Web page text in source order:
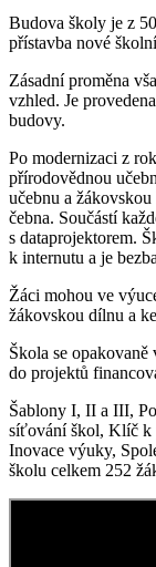
Budova školy je z
přístavba nové
Zásadní proměna
vzhled. Je
budovy.
Po modernizaci z
přírodovědnou
učebnu a
čebna. Součástí
s dataprojektorem.
k internutu a je
Žáci mohou ve
žákovskou dílnu a
Škola se
do projektů
Šablony I, II a III,
síťování škol, Klíč k
Inovace výuky,
školu celkem 252